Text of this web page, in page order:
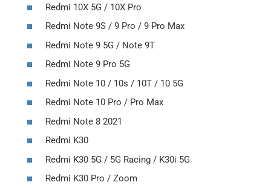
Redmi 10X 5G / 10X Pro
Redmi Note 9S / 9 Pro / 9 Pro Max
Redmi Note 9 5G / Note 9T
Redmi Note 9 Pro 5G
Redmi Note 10 / 10s / 10T / 10 5G
Redmi Note 10 Pro / Pro Max
Redmi Note 8 2021
Redmi K30
Redmi K30 5G / 5G Racing / K30i 5G
Redmi K30 Pro / Zoom